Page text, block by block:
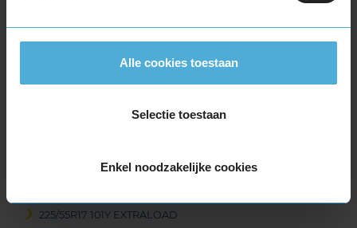
Alle cookies toestaan
Selectie toestaan
Enkel noodzakelijke cookies
225/50R17 98Y EXTRALOAD
225/55R17 101Y EXTRALOAD
225/55R17 101Y EXTRALOAD